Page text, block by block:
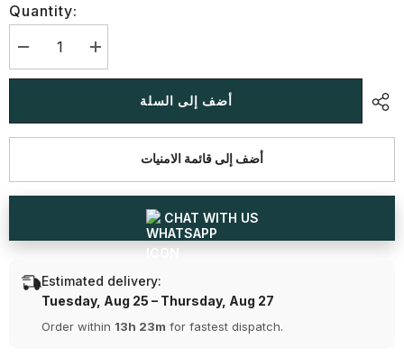
Quantity:
الكمية
لـ
بألماس
زيادة
الكمية
لـ
بألماس
أضف إلى السلة
أضف إلى قائمة الامنيات
CHAT WITH US
Estimated delivery:
Tuesday, Aug 25 – Thursday, Aug 27
Order within 13h 23m for fastest dispatch.